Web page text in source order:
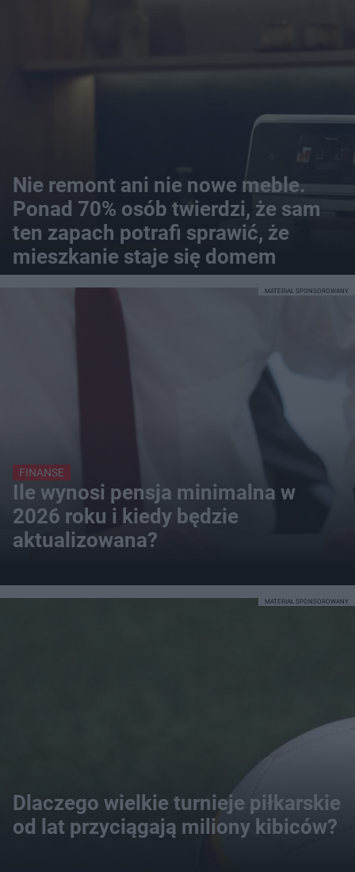
Nie remont ani nie nowe meble.
Ponad 70% osób twierdzi, że sam
ten zapach potrafi sprawić, że
mieszkanie staje się domem
FINANSE
Ile wynosi pensja minimalna w
2026 roku i kiedy będzie
aktualizowana?
MATERIAŁ SPONSOROWANY
Dlaczego wielkie turnieje piłkarskie
od lat przyciągają miliony kibiców?
MATERIAŁ SPONSOROWANY